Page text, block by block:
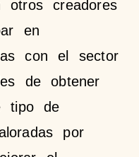
otros creadores
en
con el sector
de obtener
tipo de
por